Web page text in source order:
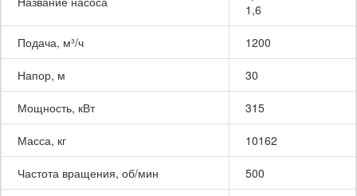
1,6
Подача, м³/ч 1200
Напор, м 30
Мощность, кВт 315
Масса, кг 10162
Частота вращения, об/мин 500